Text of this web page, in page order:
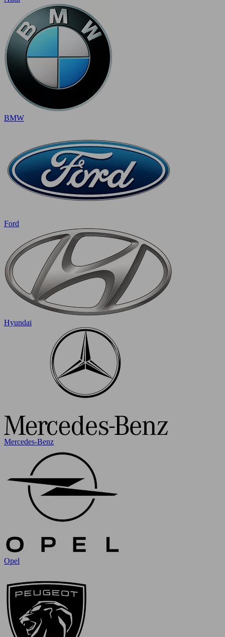
BMW
Ford
Hyundai
Mercedes-Benz
Opel